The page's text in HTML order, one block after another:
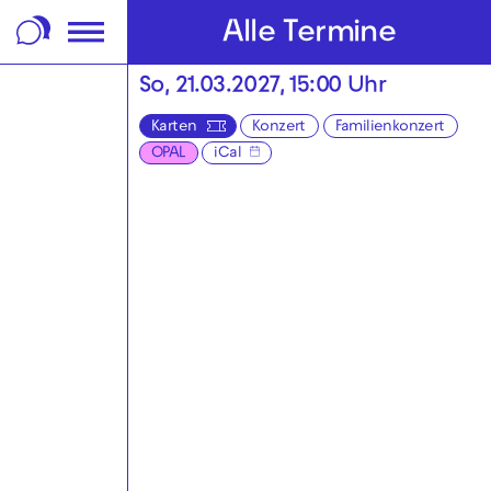
Footer springenAlle Termine
So, 21.03.2027, 15:00 Uhr
Karten Konzert
Familienkonzert
OPAL
iCal